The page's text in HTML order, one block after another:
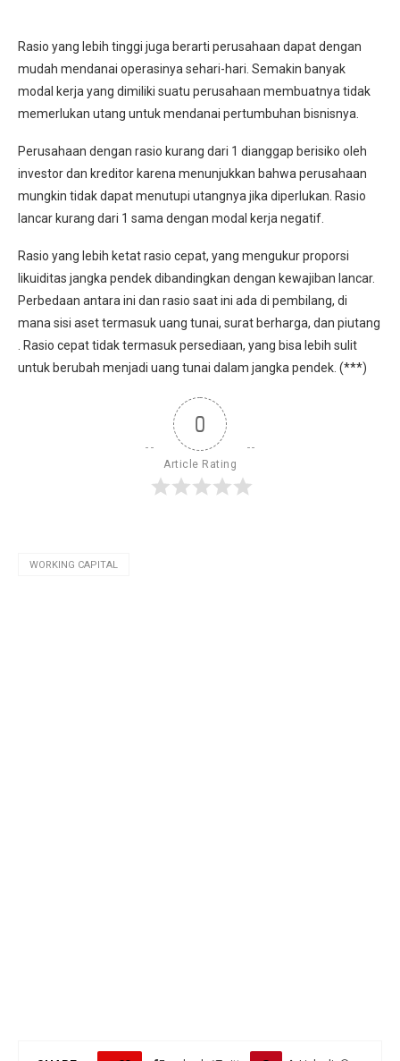
Rasio yang lebih tinggi juga berarti perusahaan dapat dengan
mudah mendanai operasinya sehari-hari. Semakin banyak
modal kerja yang dimiliki suatu perusahaan membuatnya tidak
memerlukan utang untuk mendanai pertumbuhan bisnisnya.
Perusahaan dengan rasio kurang dari 1 dianggap berisiko oleh
investor dan kreditor karena menunjukkan bahwa perusahaan
mungkin tidak dapat menutupi utangnya jika diperlukan. Rasio
lancar kurang dari 1 sama dengan modal kerja negatif.
Rasio yang lebih ketat rasio cepat, yang mengukur proporsi
likuiditas jangka pendek dibandingkan dengan kewajiban lancar.
Perbedaan antara ini dan rasio saat ini ada di pembilang, di
mana sisi aset termasuk uang tunai, surat berharga, dan piutang
. Rasio cepat tidak termasuk persediaan, yang bisa lebih sulit
untuk berubah menjadi uang tunai dalam jangka pendek. (***)
0
Article Rating
WORKING CAPITAL